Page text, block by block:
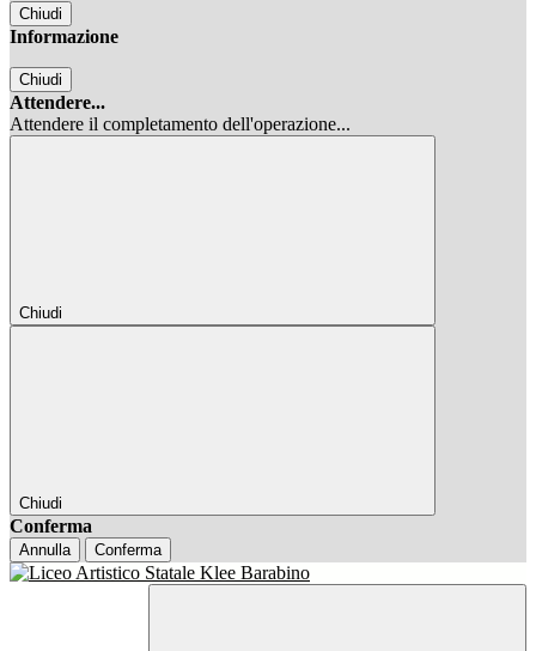
Chiudi
Informazione
Chiudi
Attendere...
Attendere il completamento dell'operazione...
Chiudi
Chiudi
Conferma
Annulla Conferma